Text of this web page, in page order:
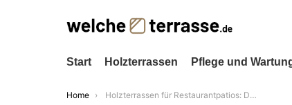
Start Holzterrassen Pflege und
You are here:
Home Holzterrassen für Restaurantpatios: Design und Atmosphäre